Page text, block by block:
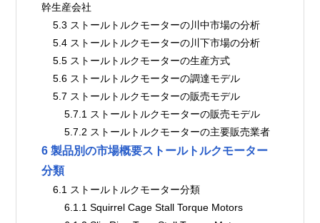
幹生産会社
    5.3 ストールトルクモーターの川中市場の分析
    5.4 ストールトルクモーターの川下市場の分析
    5.5 ストールトルクモーターの生産方式
    5.6 ストールトルクモーターの調達モデル
    5.7 ストールトルクモーターの販売モデル
        5.7.1 ストールトルクモーターの販売モデル
        5.7.2 ストールトルクモーターの主要販売業者
6 製品別の市場概要ストールトルクモーター
分類
    6.1 ストールトルクモーター分類
        6.1.1 Squirrel Cage Stall Torque Motors